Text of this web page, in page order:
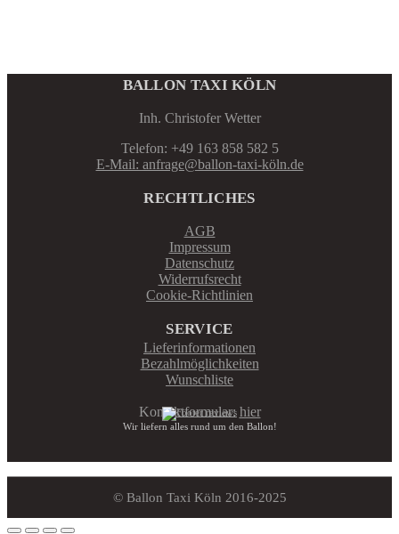
BALLON TAXI KÖLN
Inh. Christofer Wetter
Telefon: +49 163 858 582 5
E-Mail: anfrage@ballon-taxi-köln.de
RECHTLICHES
AGB
Impressum
Datenschutz
Widerrufsrecht
Cookie-Richtlinien
SERVICE
Lieferinformationen
Bezahlmöglichkeiten
Wunschliste
Kontaktformular:hier
Wir liefern alles rund um den Ballon!
© Ballon Taxi Köln 2016-2025